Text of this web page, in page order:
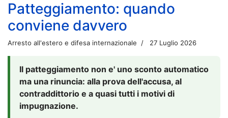
Patteggiamento: quando
conviene davvero
Arresto all'estero e difesa internazionale 27 Luglio 2026
Il patteggiamento non e' uno sconto automatico
ma una rinuncia: alla prova dell'accusa, al
contraddittorio e a quasi tutti i motivi di
impugnazione.